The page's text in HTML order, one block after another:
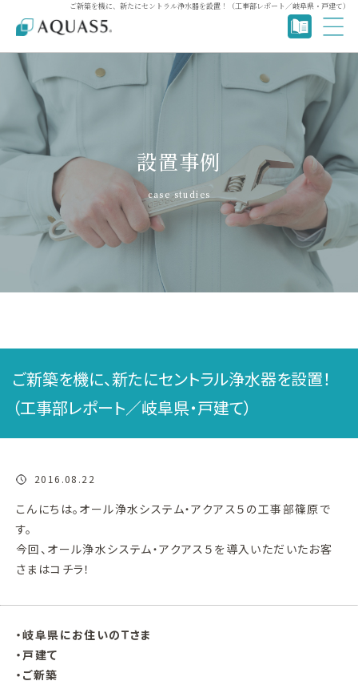
ご新築を機に、新たにセントラル浄水器を設置！（工事部レポート／岐阜県・戸建て）
設置事例
case studies
ご新築を機に、新たにセントラル浄水器を設置！
（工事部レポート／岐阜県・戸建て）
2016.08.22
こんにちは。オール浄水システム・アクアス５の工事部篠原で
す。
今回、オール浄水システム・アクアス５を導入いただいたお客
さまはコチラ！
・岐阜県にお住いのＴさま
・戸建て
・ご新築